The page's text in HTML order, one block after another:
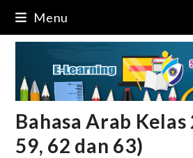
content
Menu
Bahasa Arab Kelas
59, 62 dan 63)